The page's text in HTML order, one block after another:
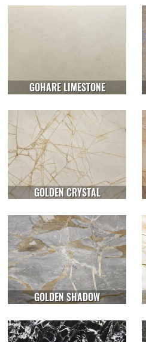
GOHARE LIMESTONE
GOLDEN CRYSTAL
GOLDEN SHADOW